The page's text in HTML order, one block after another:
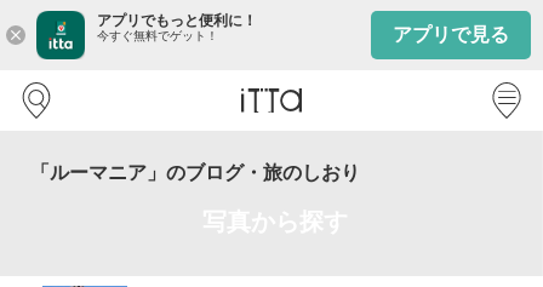
close
アプリでもっと便利に！
今すぐ無料でゲット！ アプリで見る
「ルーマニア」のブログ・旅のしおり